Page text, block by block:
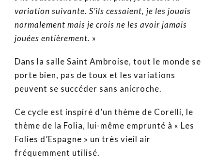
variation suivante. S’ils cessaient, je les jouais
normalement mais je crois ne les avoir jamais
jouées entièrement. »
Dans la salle Saint Ambroise, tout le monde se
porte bien, pas de toux et les variations
peuvent se succéder sans anicroche.
Ce cycle est inspiré d’un thème de Corelli, le
thème de la Folia, lui-même emprunté à « Les
Folies d’Espagne » un très vieil air
fréquemment utilisé.